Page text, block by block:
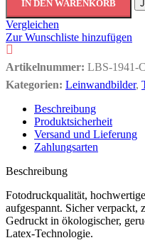
IN DEN WARENKORB
Vergleichen
Zur Wunschliste hinzufügen
Artikelnummer: LBS-1941-
Kategorien: Leinwandbilder,
Beschreibung
Produktsicherheit
Versand und Lieferung
Zahlungsarten
Beschreibung
Fotodruckqualität,
aufgespannt. Sicher verpackt,
Gedruckt in ökologischer,
Latex-Technologie.